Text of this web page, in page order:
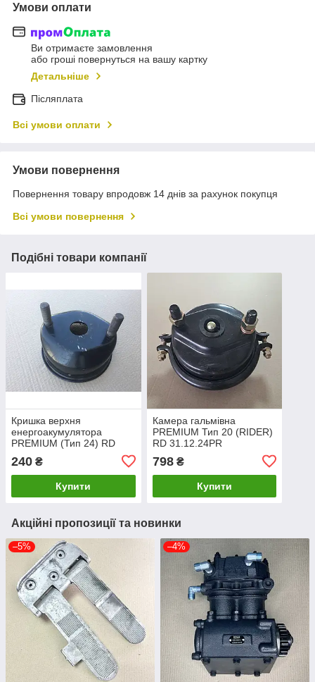
Умови оплати
Ви отримаєте замовлення
або гроші повернуться на вашу картку
Детальніше
Післяплата
Всі умови оплати
Умови повернення
Повернення товару впродовж 14 днів за рахунок покупця
Всі умови повернення
Подібні товари компанії
Кришка верхня
енергоакумулятора
PREMIUM (Тип 24) RD
240 ₴
Купити
Камера гальмівна
PREMIUM Тип 20 (RIDER)
RD 31.12.24PR
798₴
Купити
Акційні пропозиції та новинки
–5% –4%